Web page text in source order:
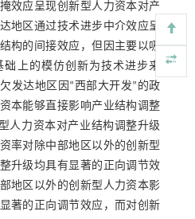
效应呈现创新型人力资本对产
地区通过技术进步中介效应呈
构的间接效应，但因主要以吸
上的模仿创新为技术进步来
发达地区因“西部大开发”的政
本能够直接影响产业结构调整
人力资本对产业结构调整升级
率对除中部地区以外的创新型
升级均具有显著的正向调节效
地区以外的创新型人力资本影
著的正向调节效应，而对创新